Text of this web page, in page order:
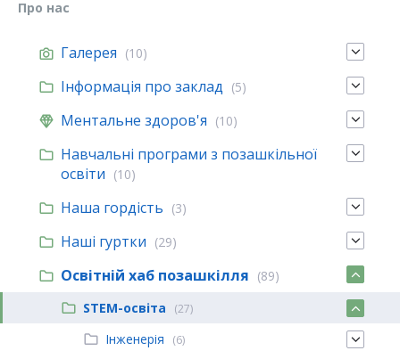
Про нас
Галерея (10)
Інформація про заклад (5)
Ментальне здоров'я (10)
Навчальні програми з позашкільної
освіти (10)
Наша гордість (3)
Наші гуртки (29)
Освітній хаб позашкілля (89)
STEM-освіта
(27)
Інженерія (6)